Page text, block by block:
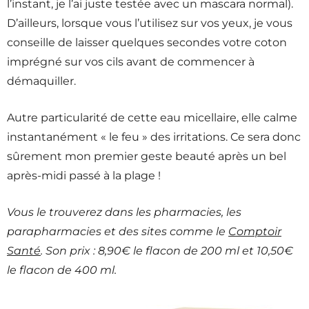
l’instant, je l’ai juste testée avec un mascara normal).
D’ailleurs, lorsque vous l’utilisez sur vos yeux, je vous
conseille de laisser quelques secondes votre coton
imprégné sur vos cils avant de commencer à
démaquiller.
Autre particularité de cette eau micellaire, elle calme
instantanément « le feu » des irritations. Ce sera donc
sûrement mon premier geste beauté après un bel
après-midi passé à la plage !
Vous le trouverez dans les pharmacies, les
parapharmacies et des sites comme le Comptoir
Santé. Son prix : 8,90€ le flacon de 200 ml et 10,50€
le flacon de 400 ml.